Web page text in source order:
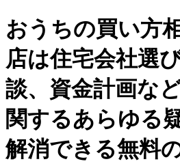
おうちの買い方
店は住宅会社選
談、資金計画な
関するあらゆる
解消できる無料